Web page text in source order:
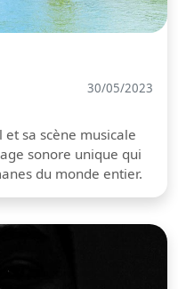
30/05/2023
sa scène musicale
sonore unique qui
du monde entier.